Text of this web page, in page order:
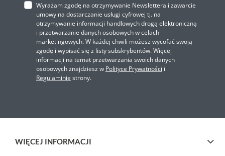
Wyrażam zgodę na otrzymywanie Newslettera i zawarcie
umowy na dostarczanie usługi cyfrowej tj. na
otrzymywanie informacji handlowych drogą elektroniczną
i przetwarzanie danych osobowych w celach
marketingowych. W każdej chwili możesz wycofać swoją
zgodę i wypisać się z listy subskrybentów. Więcej
informacji na temat przetwarzania swoich danych
osobowych znajdziesz w Polityce Prywatności i
Regulaminie strony.
WIĘCEJ INFORMACJI